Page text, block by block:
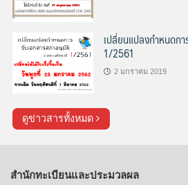
เปลี่ยนแปลงกำหนดก
1/2561
2 มกราคม 2019
ดูข่าวสารทั้งหมด
สำนักทะเบียนและประมวลผล